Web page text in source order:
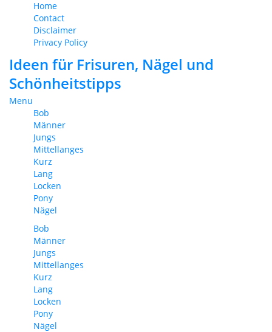
Home
Contact
Disclaimer
Privacy Policy
Ideen für Frisuren, Nägel und
Schönheitstipps
Menu
Bob
Männer
Jungs
Mittellanges
Kurz
Lang
Locken
Pony
Nägel
Bob
Männer
Jungs
Mittellanges
Kurz
Lang
Locken
Pony
Nägel